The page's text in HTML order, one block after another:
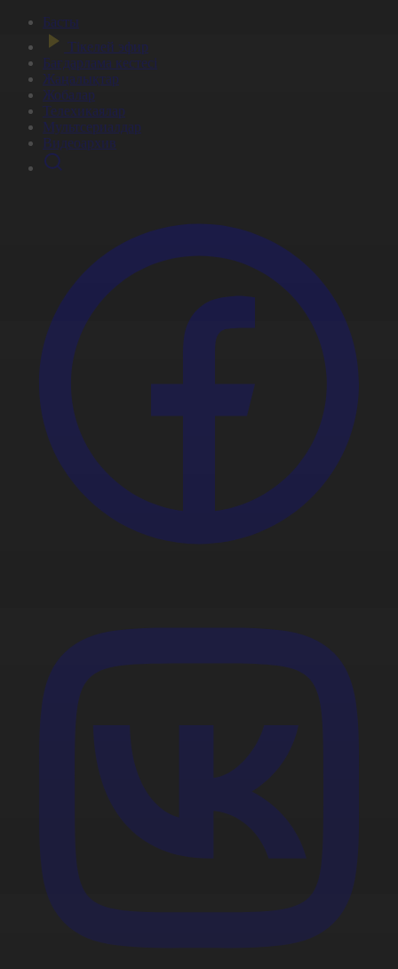
Басты
Тікелей эфир
Бағдарлама кестесі
Жаңалықтар
Жобалар
Телехикаялар
Мультсериалдар
Видеоархив